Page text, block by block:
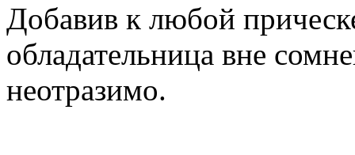
Добавив к любой
обладательница вне
неотразимо.